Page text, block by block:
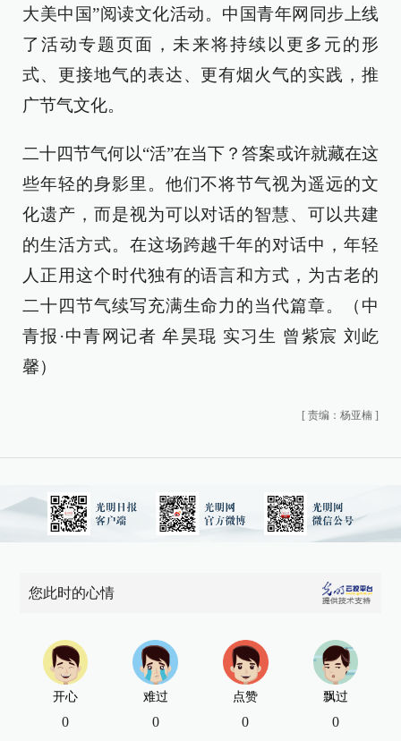
大美中国”阅读文化活动。中国青年网同步上线
了活动专题页面，未来将持续以更多元的形
式、更接地气的表达、更有烟火气的实践，推
广节气文化。
二十四节气何以“活”在当下？答案或许就藏在这
些年轻的身影里。他们不将节气视为遥远的文
化遗产，而是视为可以对话的智慧、可以共建
的生活方式。在这场跨越千年的对话中，年轻
人正用这个时代独有的语言和方式，为古老的
二十四节气续写充满生命力的当代篇章。（中
青报·中青网记者 牟昊琨 实习生 曾紫宸 刘屹
馨）
[ 责编：杨亚楠 ]
您此时的心情
开心
0
难过
0
点赞
0
飘过
0